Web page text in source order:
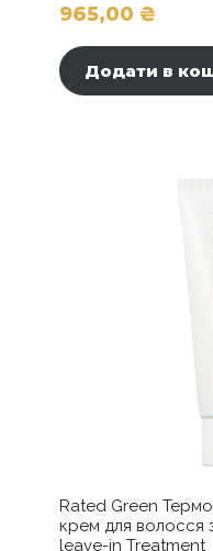
965,00 ₴
Додати в
Rated Green
крем для волосся
leave-in Treatment